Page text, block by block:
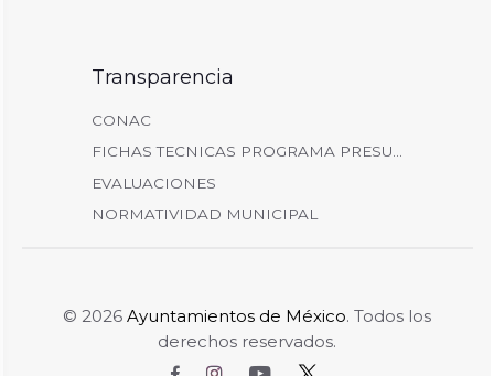
Transparencia
CONAC
FICHAS TECNICAS PROGRAMA PRESU...
EVALUACIONES
NORMATIVIDAD MUNICIPAL
© 2026 Ayuntamientos de México. Todos los
derechos reservados.